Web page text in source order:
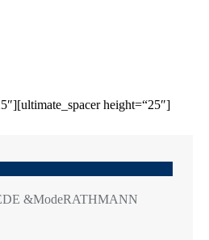
height=“25″]